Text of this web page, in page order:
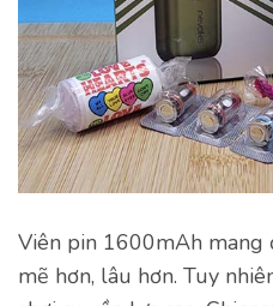
Viên pin 1600mAh mang
mẽ hơn, lâu hơn. Tuy